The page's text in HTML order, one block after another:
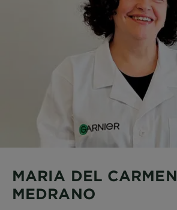
MARIA DEL CARMEN
MEDRANO